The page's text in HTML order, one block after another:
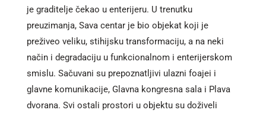
je graditelje čekao u enterijeru. U trenutku
preuzimanja, Sava centar je bio objekat koji je
preživeo veliku, stihijsku transformaciju, a na neki
način i degradaciju u funkcionalnom i enterijerskom
smislu. Sačuvani su prepoznatljivi ulazni foajei i
glavne komunikacije, Glavna kongresna sala i Plava
dvorana. Svi ostali prostori u objektu su doživeli